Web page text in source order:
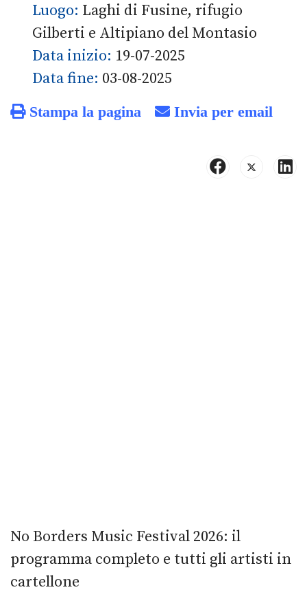
Luogo: Laghi di Fusine, rifugio
Gilberti e Altipiano del Montasio
Data inizio: 19-07-2025
Data fine: 03-08-2025
Stampa la pagina Invia per email
No Borders Music Festival 2026: il
programma completo e tutti gli artisti in
cartellone